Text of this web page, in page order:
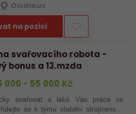
Olomouc
na pozici
svařovacího robota -
bonus a 13.mzda
000 - 55 000 Kč
svařovat a láká Vás práce se
se k týmu stabilní strojírenské